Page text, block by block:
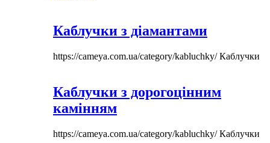
Каблучки з діамантами
https://cameya.com.ua/category/kabluchky/Каблучки
Каблучки з дорогоцінним
камінням
https://cameya.com.ua/category/kabluchky/Каблучки